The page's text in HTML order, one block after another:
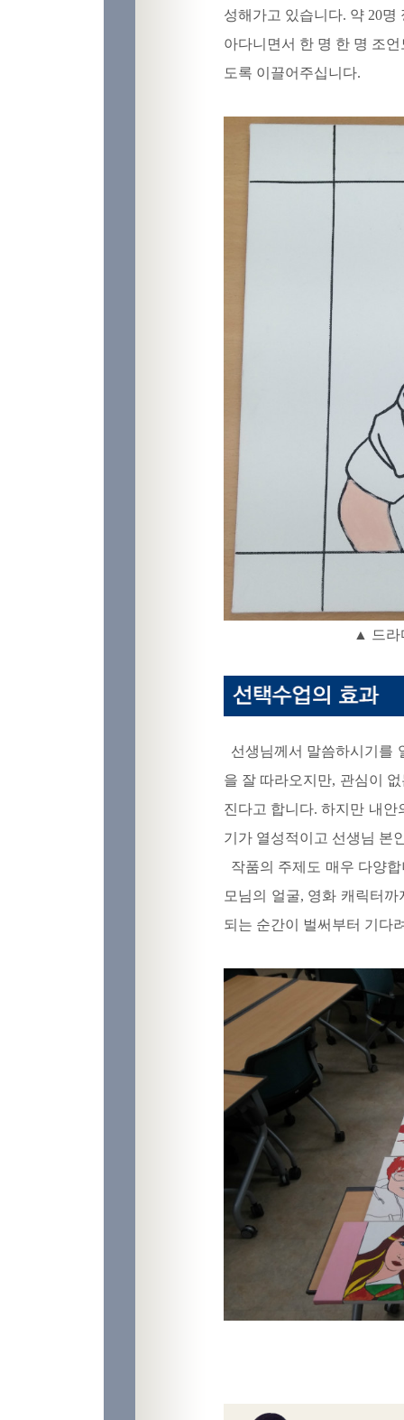
성해가고 있습니다. 약 20
아다니면서 한 명 한 명 조
도록 이끌어주십니다.
▲ 드라
선생님께서 말씀하시기를
을 잘 따라오지만, 관심이
진다고 합니다. 하지만 내
기가 열성적이고 선생님 본
작품의 주제도 매우 다양
모님의 얼굴, 영화 캐릭터
되는 순간이 벌써부터 기다